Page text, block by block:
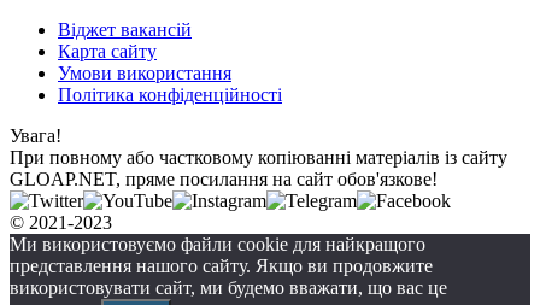
Віджет вакансій
Карта сайту
Умови використання
Політика конфіденційності
Увага!
При повному або частковому копіюванні матеріалів із сайту
GLOAP.NET, пряме посилання на сайт обов'язкове!
© 2021-2023
Ми використовуємо файли cookie для найкращого
представлення нашого сайту. Якщо ви продовжите
використовувати сайт, ми будемо вважати, що вас це